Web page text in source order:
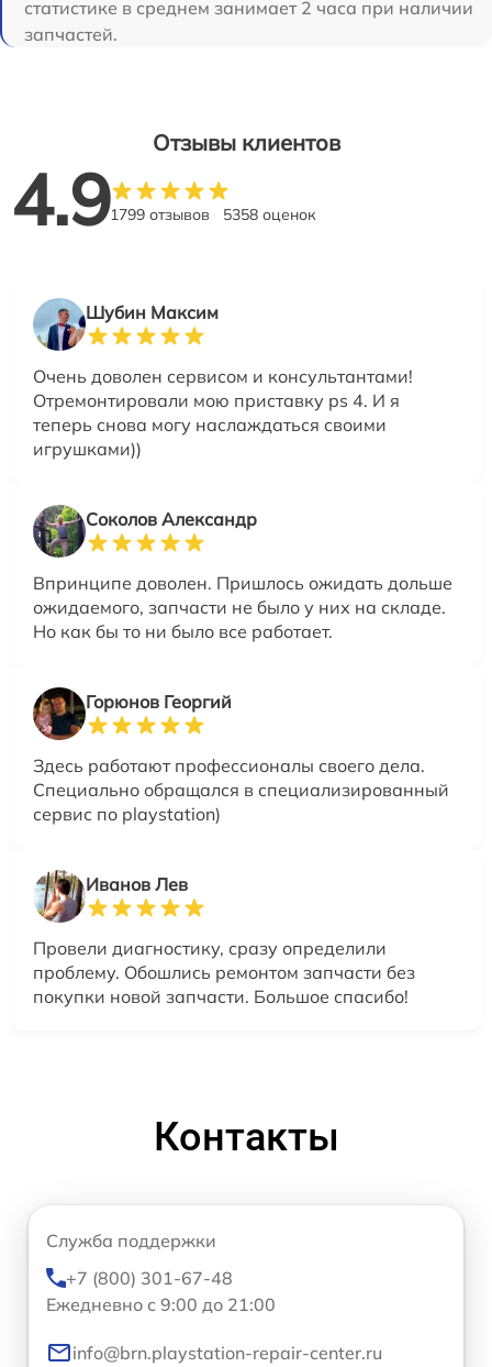
статистике в среднем занимает 2 часа при наличии
запчастей.
Отзывы клиентов
4.91799 отзывов 5358 оценок
Шубин Максим
Очень доволен сервисом и консультантами!
Отремонтировали мою приставку ps 4. И я
теперь снова могу наслаждаться своими
игрушками))
Соколов Александр
Впринципе доволен. Пришлось ожидать дольше
ожидаемого, запчасти не было у них на складе.
Но как бы то ни было все работает.
Горюнов Георгий
Здесь работают профессионалы своего дела.
Специально обращался в специализированный
сервис по playstation)
Иванов Лев
Провели диагностику, сразу определили
проблему. Обошлись ремонтом запчасти без
покупки новой запчасти. Большое спасибо!
Контакты
Служба поддержки
+7 (800) 301-67-48
Ежедневно с 9:00 до 21:00
info@brn.playstation-repair-center.ru